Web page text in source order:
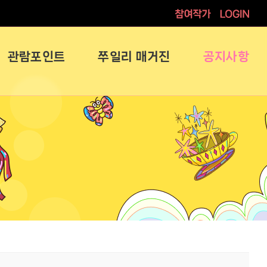
참여작가
관람포인트 쭈일리 매거진 공지사항